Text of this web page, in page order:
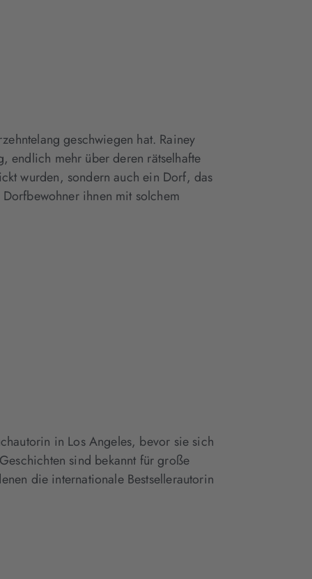
geschwiegen hat. Rainey
endlich mehr über deren rätselhafte
wurden, sondern auch ein Dorf, das
ihnen mit solchem
in Los Angeles, bevor sie sich
sind bekannt für große
die internationale Bestsellerautorin